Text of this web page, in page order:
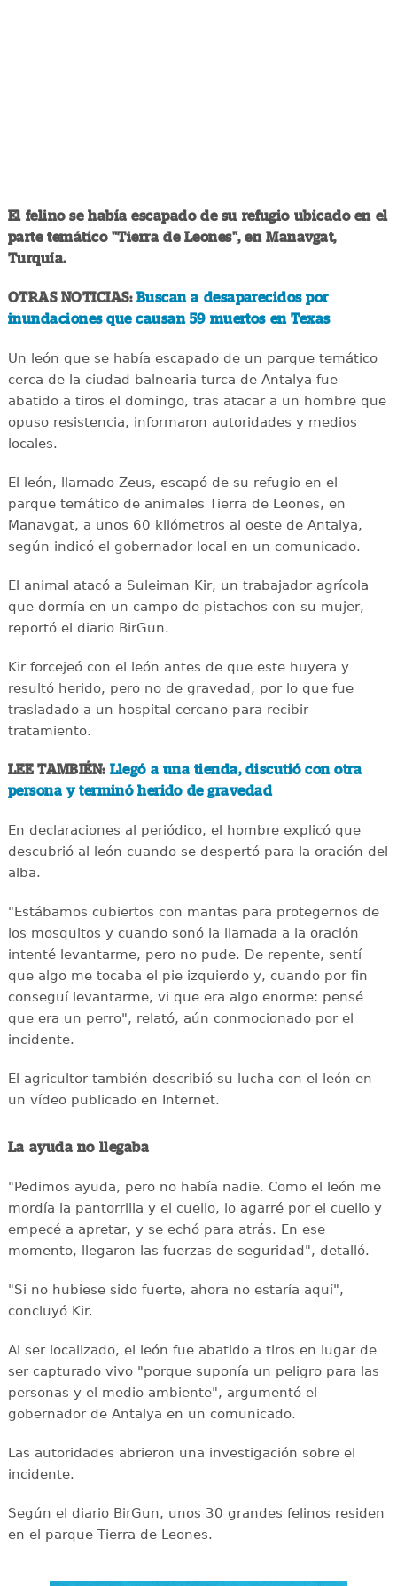
El felino se había escapado de su refugio ubicado en el
parte temático "Tierra de Leones", en Manavgat,
Turquía.
OTRAS NOTICIAS: Buscan a desaparecidos por
inundaciones que causan 59 muertos en Texas
Un león que se había escapado de un parque temático
cerca de la ciudad balnearia turca de Antalya fue
abatido a tiros el domingo, tras atacar a un hombre que
opuso resistencia, informaron autoridades y medios
locales.
El león, llamado Zeus, escapó de su refugio en el
parque temático de animales Tierra de Leones, en
Manavgat, a unos 60 kilómetros al oeste de Antalya,
según indicó el gobernador local en un comunicado.
El animal atacó a Suleiman Kir, un trabajador agrícola
que dormía en un campo de pistachos con su mujer,
reportó el diario BirGun.
Kir forcejeó con el león antes de que este huyera y
resultó herido, pero no de gravedad, por lo que fue
trasladado a un hospital cercano para recibir
tratamiento.
LEE TAMBIÉN: Llegó a una tienda, discutió con otra
persona y terminó herido de gravedad
En declaraciones al periódico, el hombre explicó que
descubrió al león cuando se despertó para la oración del
alba.
"Estábamos cubiertos con mantas para protegernos de
los mosquitos y cuando sonó la llamada a la oración
intenté levantarme, pero no pude. De repente, sentí
que algo me tocaba el pie izquierdo y, cuando por fin
conseguí levantarme, vi que era algo enorme: pensé
que era un perro", relató, aún conmocionado por el
incidente.
El agricultor también describió su lucha con el león en
un vídeo publicado en Internet.
La ayuda no llegaba
"Pedimos ayuda, pero no había nadie. Como el león me
mordía la pantorrilla y el cuello, lo agarré por el cuello y
empecé a apretar, y se echó para atrás. En ese
momento, llegaron las fuerzas de seguridad", detalló.
"Si no hubiese sido fuerte, ahora no estaría aquí",
concluyó Kir.
Al ser localizado, el león fue abatido a tiros en lugar de
ser capturado vivo "porque suponía un peligro para las
personas y el medio ambiente", argumentó el
gobernador de Antalya en un comunicado.
Las autoridades abrieron una investigación sobre el
incidente.
Según el diario BirGun, unos 30 grandes felinos residen
en el parque Tierra de Leones.